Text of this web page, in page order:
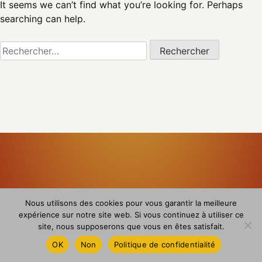
It seems we can’t find what you’re looking for. Perhaps
searching can help.
Rechercher :
Copyright © 2026 TopSelect |ALPHAVIDIA
Nous utilisons des cookies pour vous garantir la meilleure
expérience sur notre site web. Si vous continuez à utiliser ce
site, nous supposerons que vous en êtes satisfait.
OK
Non Politique de confidentialité